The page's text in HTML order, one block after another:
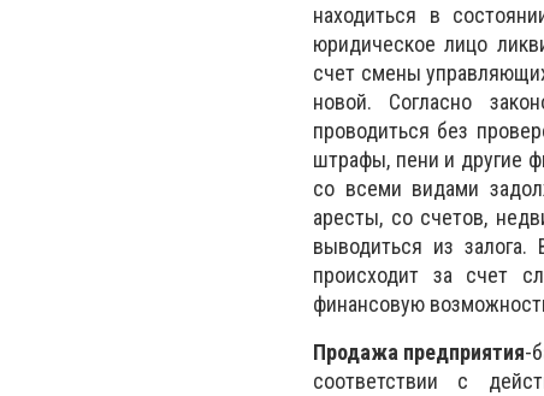
находиться в
юридическое лицо
счет смены
новой. Согласно
проводиться без
штрафы, пени и другие
со всеми видами
аресты, со счетов,
выводиться из
происходит за счет
финансовую
Продажа предприятия-
соответствии с